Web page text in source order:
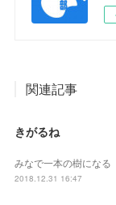
関連記事
きがるね
みなで一本の樹になる
2018.12.31 16:47